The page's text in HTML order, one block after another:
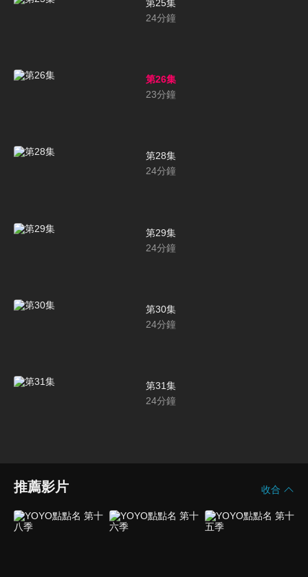
第25集
24分鐘
第26集
23分鐘
第28集
24分鐘
第29集
24分鐘
第30集
24分鐘
第31集
24分鐘
推薦影片 收合